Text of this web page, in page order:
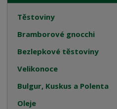
Těstoviny
Bramborové gnocchi
Bezlepkové těstoviny
Velikonoce
Bulgur, Kuskus a Polenta
Oleje